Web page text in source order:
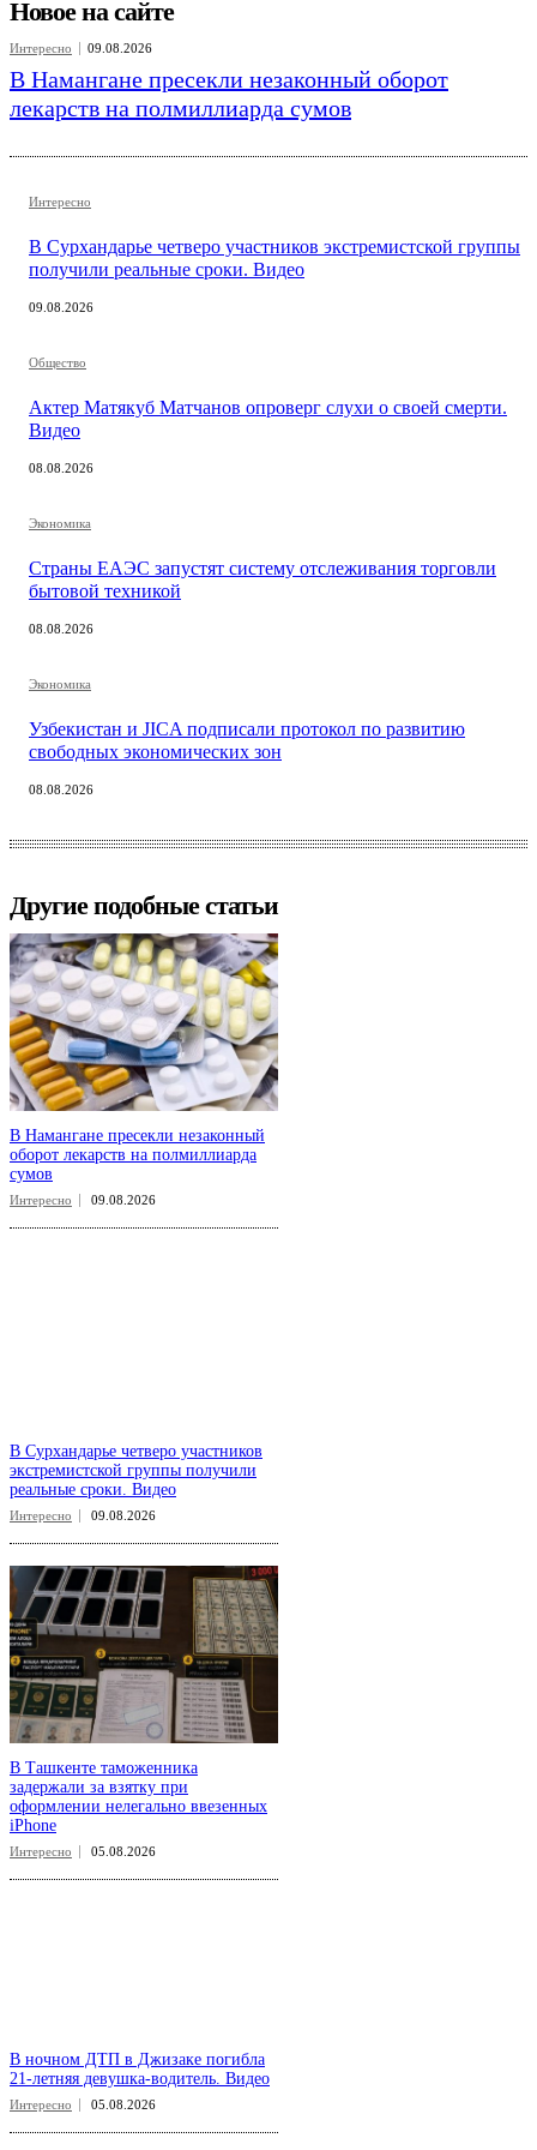
Новое на сайте
Интересно 09.08.2026
В Намангане пресекли незаконный оборот
лекарств на полмиллиарда сумов
Интересно
В Сурхандарье четверо участников экстремистской группы
получили реальные сроки. Видео
09.08.2026
Общество
Актер Матякуб Матчанов опроверг слухи о своей смерти.
Видео
08.08.2026
Экономика
Страны ЕАЭС запустят систему отслеживания торговли
бытовой техникой
08.08.2026
Экономика
Узбекистан и JICA подписали протокол по развитию
свободных экономических зон
08.08.2026
Другие подобные статьи
В Намангане пресекли незаконный
оборот лекарств на полмиллиарда
сумов
Интересно 09.08.2026
В Сурхандарье четверо участников
экстремистской группы получили
реальные сроки. Видео
Интересно 09.08.2026
В Ташкенте таможенника
задержали за взятку при
оформлении нелегально ввезенных
iPhone
Интересно 05.08.2026
В ночном ДТП в Джизаке погибла
21-летняя девушка-водитель. Видео
Интересно 05.08.2026